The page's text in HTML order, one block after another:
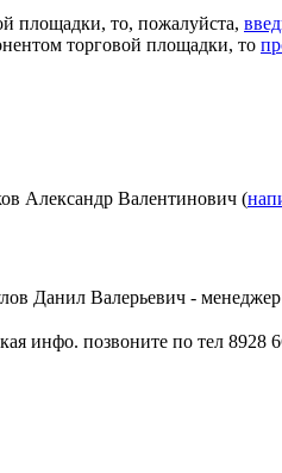
площадки, то, пожалуйста,
торговой площадки, то
Александр Валентинович (
Данил Валерьевич -
инфо. позвоните по тел 8928